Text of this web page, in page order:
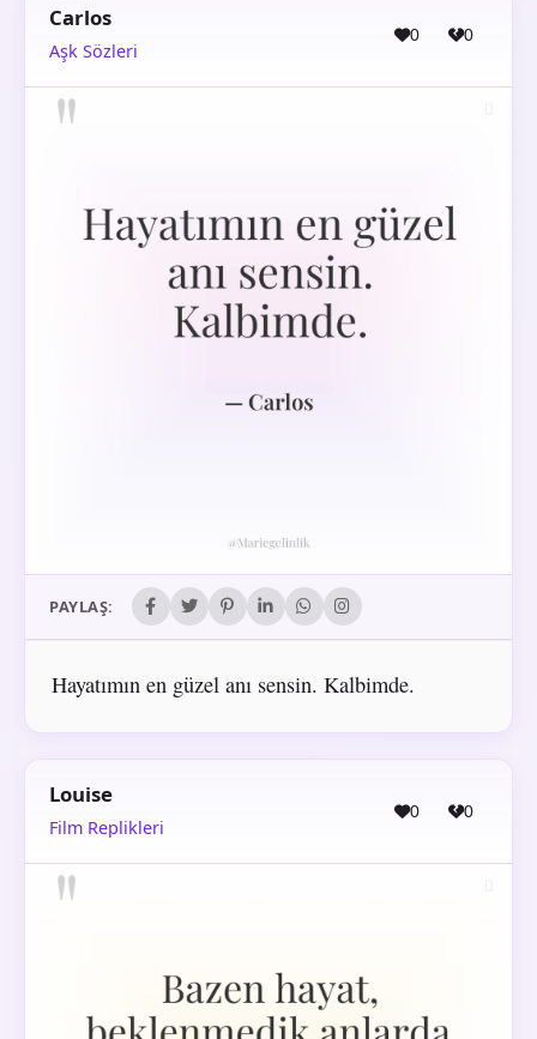
Carlos
Aşk Sözleri
0 0
PAYLAŞ:
Hayatımın en güzel anı sensin. Kalbimde.
Louise
Film Replikleri
0 0